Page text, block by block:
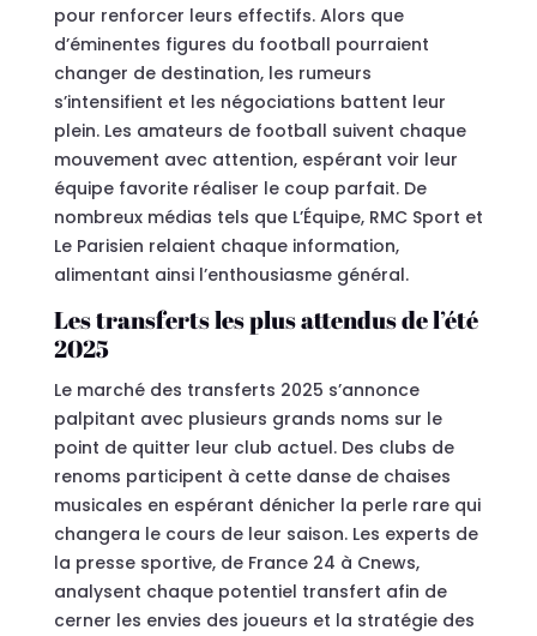
pour renforcer leurs effectifs. Alors que
d’éminentes figures du football pourraient
changer de destination, les rumeurs
s’intensifient et les négociations battent leur
plein. Les amateurs de football suivent chaque
mouvement avec attention, espérant voir leur
équipe favorite réaliser le coup parfait. De
nombreux médias tels que L’Équipe, RMC Sport et
Le Parisien relaient chaque information,
alimentant ainsi l’enthousiasme général.
Les transferts les plus attendus de l’été
2025
Le marché des transferts 2025 s’annonce
palpitant avec plusieurs grands noms sur le
point de quitter leur club actuel. Des clubs de
renoms participent à cette danse de chaises
musicales en espérant dénicher la perle rare qui
changera le cours de leur saison. Les experts de
la presse sportive, de France 24 à Cnews,
analysent chaque potentiel transfert afin de
cerner les envies des joueurs et la stratégie des